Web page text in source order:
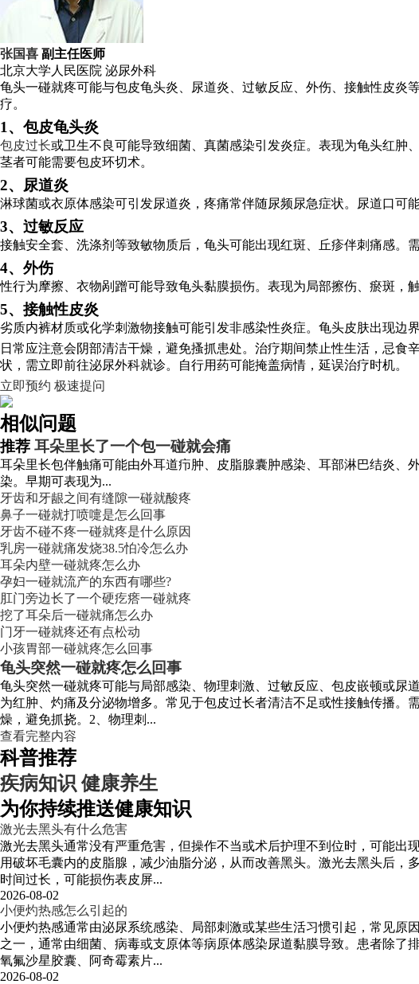
张国喜 副主任医师
北京大学人民医院 泌尿外科
龟头一碰就疼可能与包皮龟头炎、尿道炎、过敏反应、外伤、接触性皮
疗。
1、包皮龟头炎
包皮过长或卫生不良可能导致细菌、真菌感染引发炎症。表现为龟头红肿
茎者可能需要包皮环切术。
2、尿道炎
淋球菌或衣原体感染可引发尿道炎，疼痛常伴随尿频尿急症状。尿道口可
3、过敏反应
接触安全套、洗涤剂等致敏物质后，龟头可能出现红斑、丘疹伴刺痛感。
4、外伤
性行为摩擦、衣物剐蹭可能导致龟头黏膜损伤。表现为局部擦伤、瘀斑，
5、接触性皮炎
劣质内裤材质或化学刺激物接触可能引发非感染性炎症。龟头皮肤出现边
日常应注意会阴部清洁干燥，避免搔抓患处。治疗期间禁止性生活，忌
状，需立即前往泌尿外科就诊。自行用药可能掩盖病情，延误治疗时机。
立即预约 极速提问
相似问题
推荐 耳朵里长了一个包一碰就会痛
耳朵里长包伴触痛可能由外耳道疖肿、皮脂腺囊肿感染、耳部淋巴结炎
染。早期可表现为...
牙齿和牙龈之间有缝隙一碰就酸疼
鼻子一碰就打喷嚏是怎么回事
牙齿不碰不疼一碰就疼是什么原因
乳房一碰就痛发烧38.5怕冷怎么办
耳朵内壁一碰就疼怎么办
孕妇一碰就流产的东西有哪些?
肛门旁边长了一个硬疙瘩一碰就疼
挖了耳朵后一碰就痛怎么办
门牙一碰就疼还有点松动
小孩胃部一碰就疼怎么回事
龟头突然一碰就疼怎么回事
龟头突然一碰就疼可能与局部感染、物理刺激、过敏反应、包皮嵌顿或
为红肿、灼痛及分泌物增多。常见于包皮过长者清洁不足或性接触传播
燥，避免抓挠。2、物理刺...
查看完整内容
科普推荐
疾病知识 健康养生
为你持续推送健康知识
激光去黑头有什么危害
激光去黑头通常没有严重危害，但操作不当或术后护理不到位时，可能
用破坏毛囊内的皮脂腺，减少油脂分泌，从而改善黑头。激光去黑头后
时间过长，可能损伤表皮屏...
2026-08-02
小便灼热感怎么引起的
小便灼热感通常由泌尿系统感染、局部刺激或某些生活习惯引起，常见原
之一，通常由细菌、病毒或支原体等病原体感染尿道黏膜导致。患者除
氧氟沙星胶囊、阿奇霉素片...
2026-08-02